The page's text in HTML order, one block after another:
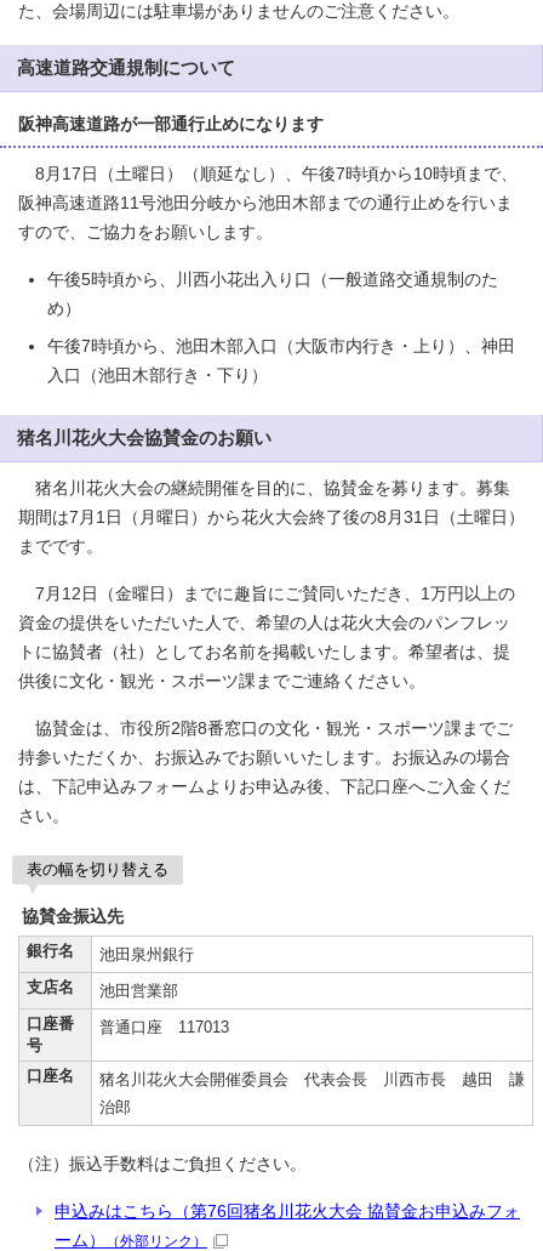
た、会場周辺には駐車場がありませんのご注意ください。
高速道路交通規制について
阪神高速道路が一部通行止めになります
8月17日（土曜日）（順延なし）、午後7時頃から10時頃まで、
阪神高速道路11号池田分岐から池田木部までの通行止めを行いま
すので、ご協力をお願いします。
午後5時頃から、川西小花出入り口（一般道路交通規制のた
め）
午後7時頃から、池田木部入口（大阪市内行き・上り）、神田
入口（池田木部行き・下り）
猪名川花火大会協賛金のお願い
猪名川花火大会の継続開催を目的に、協賛金を募ります。募集
期間は7月1日（月曜日）から花火大会終了後の8月31日（土曜日）
までです。
7月12日（金曜日）までに趣旨にご賛同いただき、1万円以上の
資金の提供をいただいた人で、希望の人は花火大会のパンフレッ
トに協賛者（社）としてお名前を掲載いたします。希望者は、提
供後に文化・観光・スポーツ課までご連絡ください。
協賛金は、市役所2階8番窓口の文化・観光・スポーツ課までご
持参いただくか、お振込みでお願いいたします。お振込みの場合
は、下記申込みフォームよりお申込み後、下記口座へご入金くだ
さい。
表の幅を切り替える
協賛金振込先
銀行名
池田泉州銀行
支店名
池田営業部
口座番
号
普通口座 117013
口座名
猪名川花火大会開催委員会 代表会長 川西市長 越田 謙
治郎
（注）振込手数料はご負担ください。
申込みはこちら（第76回猪名川花火大会 協賛金お申込みフォ
ーム）
（外部リンク）